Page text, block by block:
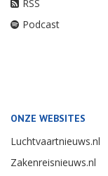
RSS
Podcast
ONZE WEBSITES
Luchtvaartnieuws.nl
Zakenreisnieuws.nl